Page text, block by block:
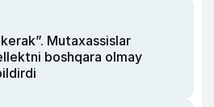
Mutaxassislar
boshqara olmay